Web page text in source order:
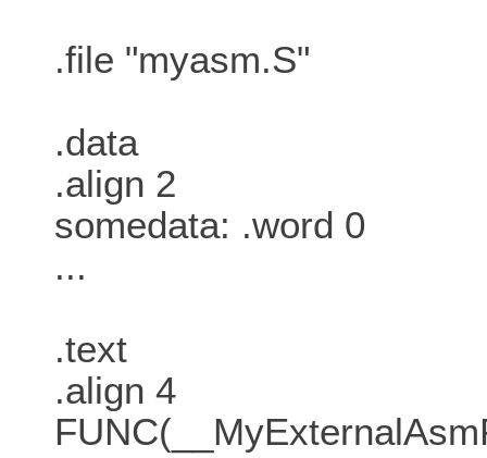
.file "myasm.S"
.data
.align 2
somedata: .word 0
...
.text
.align 4